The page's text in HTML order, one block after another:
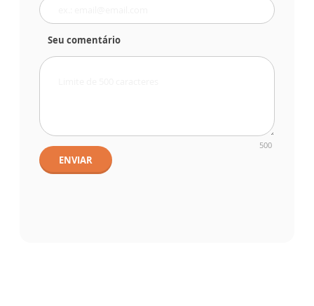
Seu comentário
500
ENVIAR